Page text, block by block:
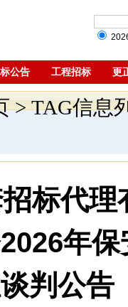
公告 工程招标 更
> TAG信息
标代理
年
判公告